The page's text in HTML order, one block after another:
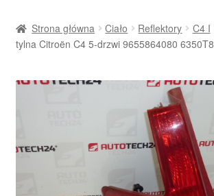
Dostawa
Moje konto
Strona główna Ciało Reflektory C4 I
tylna Citroën C4 5-drzwi 9655864080 6350T8